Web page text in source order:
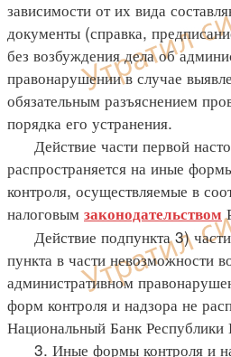
зависимости от их вида
документы (справка,
без возбуждения дела об
правонарушении в случае
обязательным разъяснением
порядка его устранения.
Действие части первой
распространяется на иные
контроля, осуществляемые в
налоговым законодательством
Действие подпункта 3)
пункта в части невозможности
административном
форм контроля и надзора не
Национальный Банк Республики
3. Иные формы контроля и